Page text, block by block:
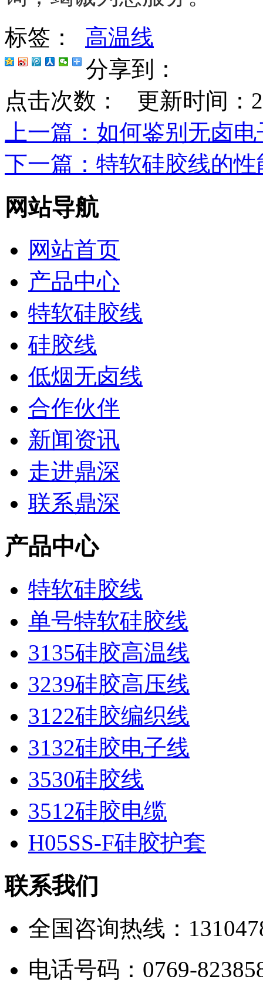
标签： 高温线
分享到：
点击次数：
更新时间：
上一篇 ：如何鉴别无卤
下一篇 ：特软硅胶线的
网站导航
网站首页
产品中心
特软硅胶线
硅胶线
低烟无卤线
合作伙伴
新闻资讯
走进鼎深
联系鼎深
产品中心
特软硅胶线
单号特软硅胶线
3135硅胶高温线
3239硅胶高压线
3122硅胶编织线
3132硅胶电子线
3530硅胶线
3512硅胶电缆
H05SS-F硅胶护套
联系我们
全国咨询热线：
电话号码：0769-